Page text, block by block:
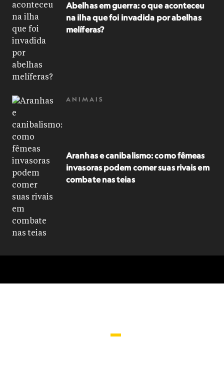
Abelhas em guerra: o que aconteceu
na ilha que foi invadida por abelhas
melíferas?
ANIMAIS
Aranhas e canibalismo: como fêmeas
invasoras podem comer suas rivais em
combate nas teias